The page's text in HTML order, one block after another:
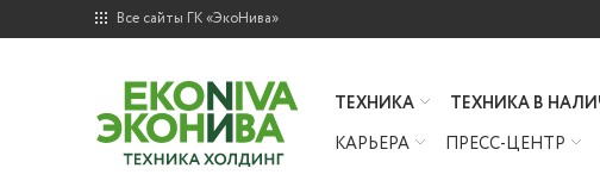
Все сайты ГК «ЭкоНива»
ТЕХНИКА ТЕХНИКА В
КАРЬЕРА
ПРЕСС-ЦЕНТР